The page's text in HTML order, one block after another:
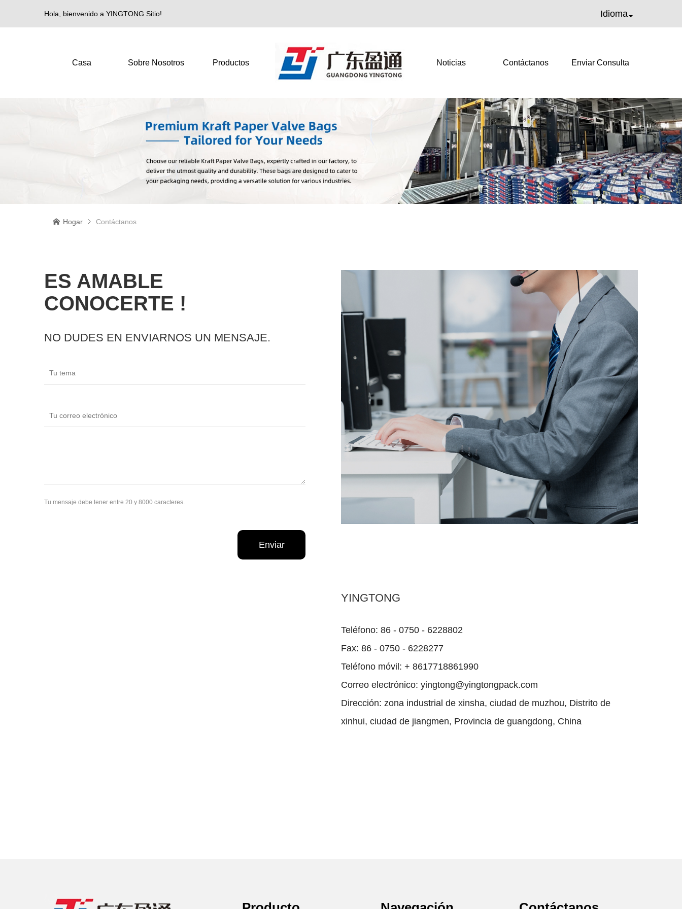
Hola, bienvenido a YINGTONG Sitio! Idioma
Casa Sobre Nosotros Productos Noticias Contáctanos Enviar Consulta
 Hogar  Contáctanos
ES AMABLE
CONOCERTE !
NO DUDES EN ENVIARNOS UN MENSAJE.
Tu mensaje debe tener entre 20 y 8000 caracteres.
YINGTONG
Teléfono: 86 - 0750 - 6228802
Fax: 86 - 0750 - 6228277
Teléfono móvil: + 8617718861990
Correo electrónico: yingtong@yingtongpack.com
Dirección: zona industrial de xinsha, ciudad de muzhou, Distrito de
xinhui, ciudad de jiangmen, Provincia de guangdong, China